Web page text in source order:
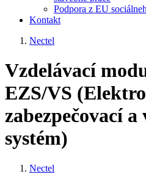
Podpora z EU
Kontakt
Nectel
Vzdelávací
EZS/VS
zabezpečovací
systém)
Nectel